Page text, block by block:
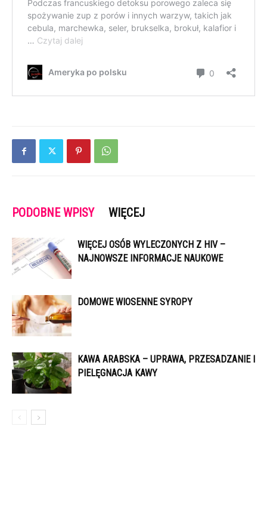
PODOBNE WPISY WIĘCEJ
WIĘCEJ OSÓB WYLECZONYCH Z HIV –
NAJNOWSZE INFORMACJE NAUKOWE
DOMOWE WIOSENNE SYROPY
KAWA ARABSKA – UPRAWA, PRZESADZANIE I
PIELĘGNACJA KAWY